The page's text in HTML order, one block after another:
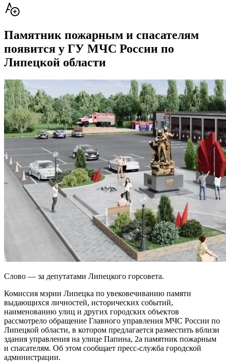
Памятник пожарным и спасателям
появится у ГУ МЧС России по
Липецкой области
Слово — за депутатами Липецкого горсовета.
Комиссия мэрии Липецка по увековечиванию памяти
выдающихся личностей, исторических событий,
наименованию улиц и других городских объектов
рассмотрело обращение Главного управления МЧС России по
Липецкой области, в котором предлагается разместить вблизи
здания управления на улице Папина, 2а памятник пожарным
и спасателям. Об этом сообщает пресс-служба городской
администрации.